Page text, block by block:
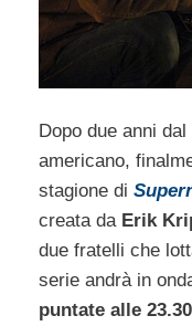
Dopo due anni
americano,
stagione di
creata da Erik
due fratelli che
serie andrà in
puntate alle